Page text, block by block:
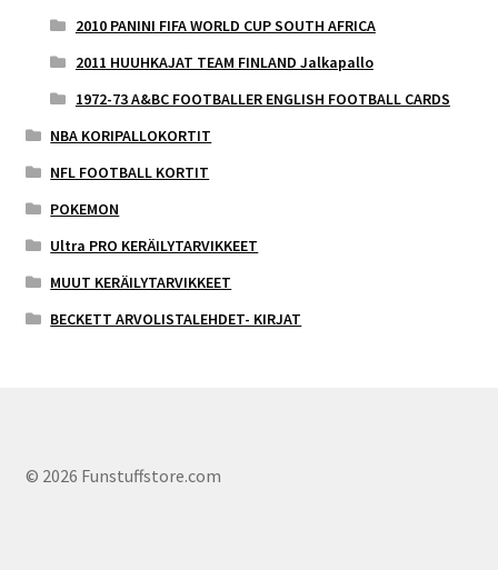
2010 PANINI FIFA WORLD CUP SOUTH AFRICA
2011 HUUHKAJAT TEAM FINLAND Jalkapallo
1972-73 A&BC FOOTBALLER ENGLISH FOOTBALL CARDS
NBA KORIPALLOKORTIT
NFL FOOTBALL KORTIT
POKEMON
Ultra PRO KERÄILYTARVIKKEET
MUUT KERÄILYTARVIKKEET
BECKETT ARVOLISTALEHDET- KIRJAT
© 2026 Funstuffstore.com